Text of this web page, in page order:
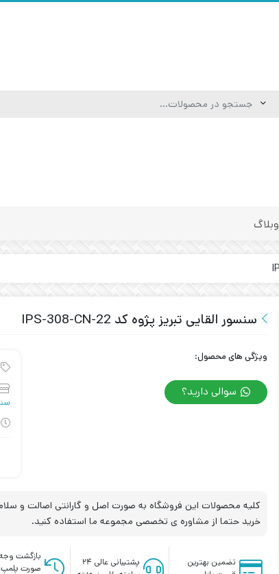
وبلاگ
سنسور القایی تبریز پژوه کد IPS-308-CN-22
ویژگی های محصول:
سوالی دارید؟
کلیه محصولات این فروشگاه به صورت اصل و گارانتی اصالت و
خرید حتما از مشاوره ی تخصصی مجموعه ما استفاده کنید.
تضمین بهترین
پشتیبانی عالی ۲۴
بازگشت
صورت